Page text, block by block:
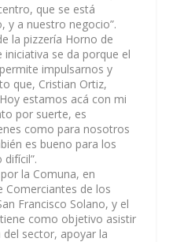
que se está
y a nuestro negocio”.
la pizzería Horno de
iniciativa se da porque el
impulsarnos y
que, Cristian Ortiz,
estamos acá con mi
por suerte, es
como para nosotros
es bueno para los
la Comuna, en
Comerciantes de los
Francisco Solano, y el
como objetivo asistir
sector, apoyar la